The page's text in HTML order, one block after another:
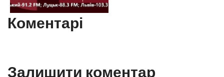
Коментарі
Залишити коментар